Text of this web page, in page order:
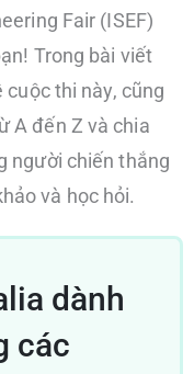
Fair (ISEF)
Trong bài viết
cuộc thi này, cũng
A đến Z và chia
người chiến thắng
và học hỏi.
dành
các